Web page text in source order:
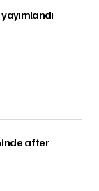
after